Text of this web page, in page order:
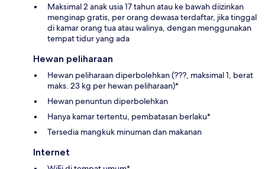
Maksimal 2 anak usia 17 tahun atau ke bawah diizinkan
menginap gratis, per orang dewasa terdaftar, jika tinggal
di kamar orang tua atau walinya, dengan menggunakan
tempat tidur yang ada
Hewan peliharaan
Hewan peliharaan diperbolehkan (???, maksimal 1, berat
maks. 23 kg per hewan peliharaan)*
Hewan penuntun diperbolehkan
Hanya kamar tertentu, pembatasan berlaku*
Tersedia mangkuk minuman dan makanan
Internet